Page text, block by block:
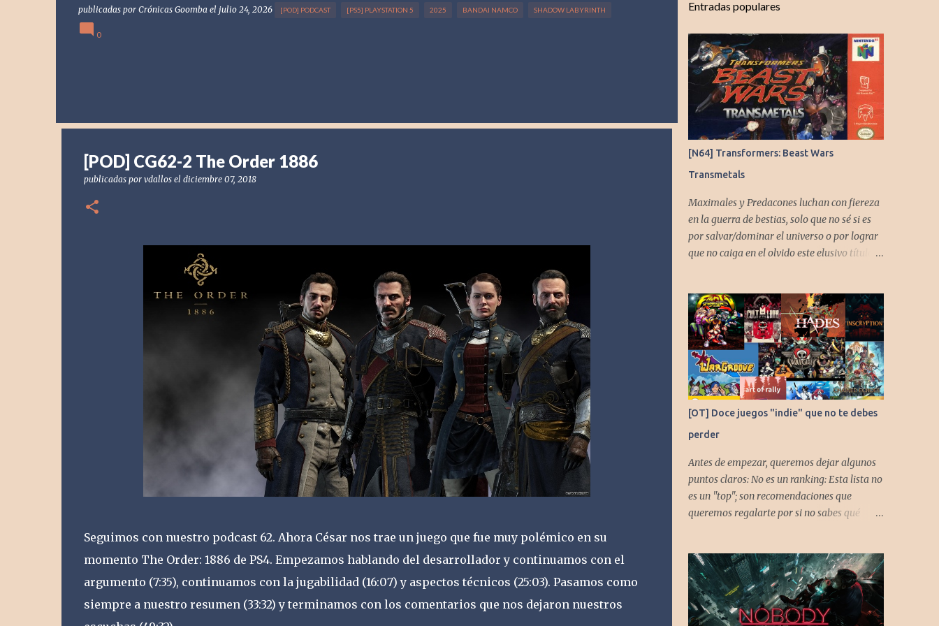
publicadas por Crónicas Goomba el julio 24, 2026 [POD] PODCAST [PS5] PLAYSTATION 5 2025 BANDAI NAMCO SHADOW LABYRINTH
0
[POD] CG62-2 The Order 1886
publicadas por vdallos el diciembre 07, 2018
Seguimos con nuestro podcast 62. Ahora César nos trae un juego que fue muy polémico en su
momento The Order: 1886 de PS4. Empezamos hablando del desarrollador y continuamos con el
argumento (7:35), continuamos con la jugabilidad (16:07) y aspectos técnicos (25:03). Pasamos como
siempre a nuestro resumen (33:32) y terminamos con los comentarios que nos dejaron nuestros
Entradas populares
[N64] Transformers: Beast Wars
Transmetals
Maximales y Predacones luchan con fiereza
en la guerra de bestias, solo que no sé si es
por salvar/dominar el universo o por lograr
que no caiga en el olvido este elusivo título
[OT] Doce juegos "indie" que no te debes
perder
Antes de empezar, queremos dejar algunos
puntos claros: No es un ranking: Esta lista no
es un "top"; son recomendaciones que
queremos regalarte por si no sabes qué
fuertes de cada título, pero todos tienen
profundidad de sobra para explorar.
Variedad de géneros: Hemos evitado repetir
géneros para asegurar que, al menos uno, se